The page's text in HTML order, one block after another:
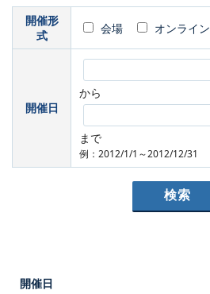
開催形
式
会場 オンライン
開催日
から
まで
例：2012/1/1～2012/12/31